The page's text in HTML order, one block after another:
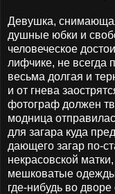
Девушка,
душные юбки и
человеческое
лифчике, не всегда
весьма долгая и
и от гнева
фотограф должен
модница
для загара куда
дающего загар по-
некрасовской
мешковатые
где-нибудь во